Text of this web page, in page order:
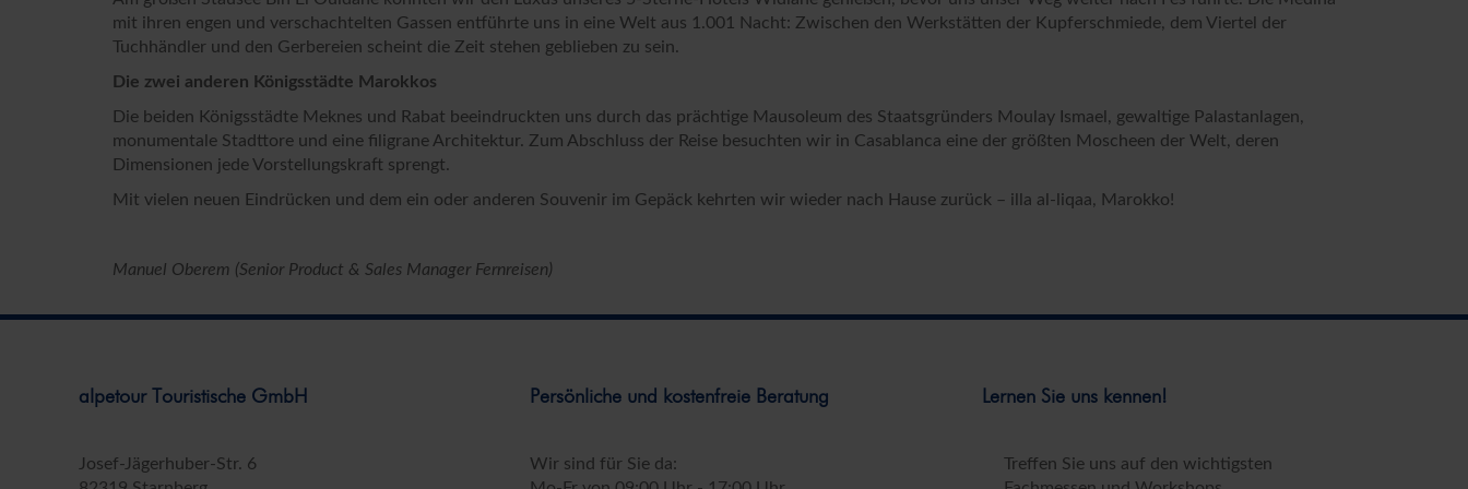
mit ihren engen und verschachtelten Gassen entführte uns in eine Welt aus 1.001 Nacht: Zwischen den Werkstätten der Kupferschmiede, dem Viertel der
Tuchhändler und den Gerbereien scheint die Zeit stehen geblieben zu sein.
Die zwei anderen Königsstädte Marokkos
Die beiden Königsstädte Meknes und Rabat beeindruckten uns durch das prächtige Mausoleum des Staatsgründers Moulay Ismael, gewaltige Palastanlagen,
monumentale Stadttore und eine filigrane Architektur. Zum Abschluss der Reise besuchten wir in Casablanca eine der größten Moscheen der Welt, deren
Dimensionen jede Vorstellungskraft sprengt.
Mit vielen neuen Eindrücken und dem ein oder anderen Souvenir im Gepäck kehrten wir wieder nach Hause zurück – illa al-liqaa, Marokko!
Manuel Oberem (Senior Product & Sales Manager Fernreisen)
alpetour Touristische GmbH
Josef-Jägerhuber-Str. 6
Persönliche und kostenfreie Beratung
Wir sind für Sie da:
Lernen Sie uns kennen!
Treffen Sie uns auf den wichtigsten